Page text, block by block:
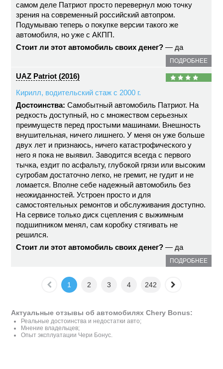
самом деле Патриот просто перевернул мою точку
зрения на современный российский автопром.
Подумываю теперь о покупке версии такого же
автомобиля, но уже с АКПП.
Стоит ли этот автомобиль своих денег? — да
ПОДРОБНЕЕ
UAZ Patriot (2016)
Кирилл, водительский стаж с 2000 г.
Достоинства: Самобытный автомобиль Патриот. На
редкость доступный, но с множеством серьезных
преимуществ перед простыми машинами. Внешность
внушительная, ничего лишнего. У меня он уже больше
двух лет и признаюсь, ничего катастрофического у
него я пока не выявил. Заводится всегда с первого
тычка, ездит по асфальту, глубокой грязи или высоким
сугробам достаточно легко, не гремит, не гудит и не
ломается. Вполне себе надежный автомобиль без
неожиданностей. Устроен просто и для
самостоятельных ремонтов и обслуживания доступно.
На сервисе только диск сцепления с выжимным
подшипником менял, сам коробку стягивать не
решился.
Стоит ли этот автомобиль своих денег? — да
ПОДРОБНЕЕ
1 2 3 4 242
Актуальные отзывы об автомобилях Chery Bonus:
Реальные достоинства и недостатки авто;
Мнение владельцев;
Опыт эксплуатации Чери Бонус.